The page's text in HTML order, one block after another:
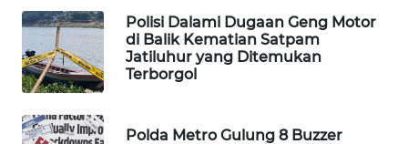
Polisi Dalami Dugaan Geng Motor
di Balik Kematian Satpam
Jatiluhur yang Ditemukan
Terborgol
Polda Metro Gulung 8 Buzzer
WAHANA
PERSONA
OTOMOTIF